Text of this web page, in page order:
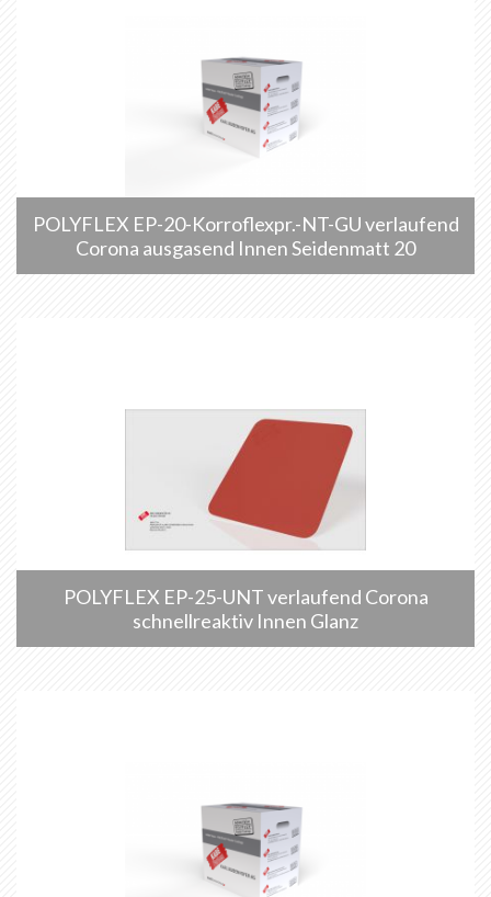
POLYFLEX EP-20-Korroflexpr.-NT-GU verlaufend
Corona ausgasend Innen Seidenmatt 20
POLYFLEX EP-25-UNT verlaufend Corona
schnellreaktiv Innen Glanz